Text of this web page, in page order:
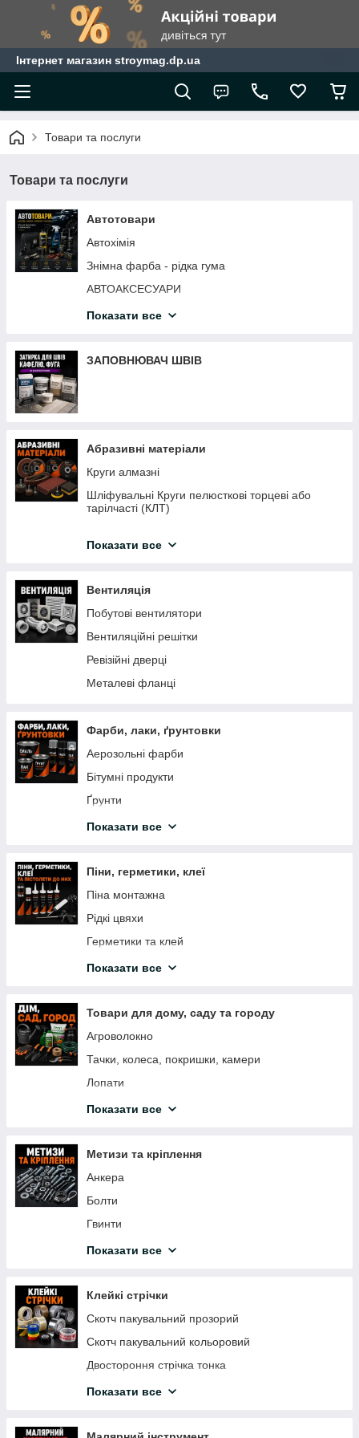
Інтернет магазин stroymag.dp.ua
Товари та послуги
Товари та послуги
Автотовари
Автохімія
Знімна фарба - рідка гума
АВТОАКСЕСУАРИ
АВТОМОБІЛЬНІ ЩІТКИ СКЛООЧИСНИКА
Інструмент для ремонту авто
Показати все
ЗАПОВНЮВАЧ ШВІВ
Абразивні матеріали
Круги алмазні
Шліфувальні Круги пелюсткові торцеві або
тарілчасті (КЛТ)
Відрізні кола по каменю
Кола зачистні коралові
Стрічка шліфувальна нескінченна
Борфрези твердосплавні по металу
Свердла і бури
Показати все
Вентиляція
Побутові вентилятори
Вентиляційні решітки
Ревізійні дверці
Металеві фланці
Фарби, лаки, ґрунтовки
Аерозольні фарби
Бітумні продукти
Ґрунти
Водоемульсійні фарби
Барвники
Лаки
Покриття для дерева
Розчинники
Шпаклювання, штукатурки
Декоративна фарба
Фарба Вагонка ПФ-133
Молоткова фарба
Акрилова фарба
Показати все
Піни, герметики, клеї
Піна монтажна
Рідкі цвяхи
Герметики та клей
Пістолет для піни і герметиків
Показати все
Товари для дому, саду та городу
Агроволокно
Тачки, колеса, покришки, камери
Лопати
Відра, тази
Плівка поліетиленова
Секатори
Побутова хімія
Ліска для тримера
Шнури, шпагати, мотузки
Гриль
Туризм
Показати все
Метизи та кріплення
Анкера
Болти
Гвинти
Гайки
Дюбеля
Заклепки
Кріплення для теплоізоляції
Гаки, гачки
Самонарізи
Шайби
Показати все
Клейкі стрічки
Скотч пакувальний прозорий
Скотч пакувальний кольоровий
Двостороння стрічка тонка
Двосторонній скотч на спіненої основі
Двосторонній скотч на поліпропіленовій основі
Показати все